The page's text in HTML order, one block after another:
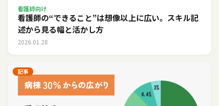
看護師向け
看護師の“できること”は想像以上に広い。スキル記
述から見る幅と活かし方
2026.01.28
記事